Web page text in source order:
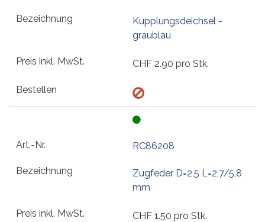
Kupplungsdeichsel -
graublau
CHF 2.90 pro Stk.
RC86208
Zugfeder D=2,5 L=2,7/5,8
mm
CHF 1.50 pro Stk.